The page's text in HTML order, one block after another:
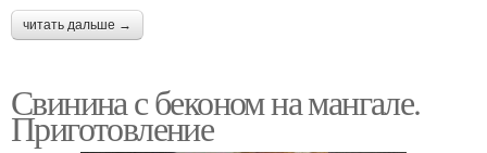
читать дальше →
Свинина с беконом на мангале.
Приготовление